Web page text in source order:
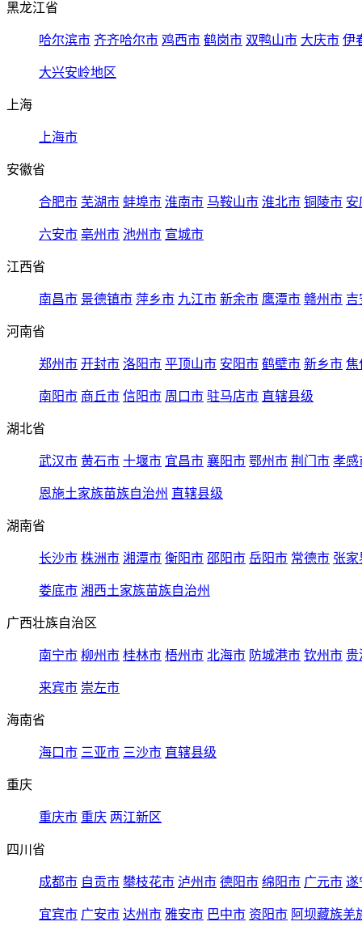
黑龙江省
哈尔滨市 齐齐哈尔市 鸡西市 鹤岗市 双鸭山市 大庆市 伊
大兴安岭地区
上海
上海市
安徽省
合肥市 芜湖市 蚌埠市 淮南市 马鞍山市 淮北市 铜陵市 安
六安市 亳州市 池州市 宣城市
江西省
南昌市 景德镇市 萍乡市 九江市 新余市 鹰潭市 赣州市 吉
河南省
郑州市 开封市 洛阳市 平顶山市 安阳市 鹤壁市 新乡市 焦
南阳市 商丘市 信阳市 周口市 驻马店市 直辖县级
湖北省
武汉市 黄石市 十堰市 宜昌市 襄阳市 鄂州市 荆门市 孝感
恩施土家族苗族自治州 直辖县级
湖南省
长沙市 株洲市 湘潭市 衡阳市 邵阳市 岳阳市 常德市 张家
娄底市 湘西土家族苗族自治州
广西壮族自治区
南宁市 柳州市 桂林市 梧州市 北海市 防城港市 钦州市 贵
来宾市 崇左市
海南省
海口市 三亚市 三沙市 直辖县级
重庆
重庆市 重庆 两江新区
四川省
成都市 自贡市 攀枝花市 泸州市 德阳市 绵阳市 广元市 遂
宜宾市 广安市 达州市 雅安市 巴中市 资阳市 阿坝藏族羌